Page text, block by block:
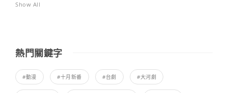
Show All
熱門關鍵字
#動漫 #十月新番 #台劇 #大河劇